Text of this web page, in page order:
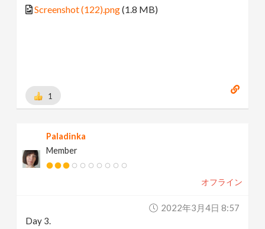
Screenshot (122).png(1.8 MB)
1
Paladinka
Member
オフライン
2022年3月4日 8:57
Day 3.